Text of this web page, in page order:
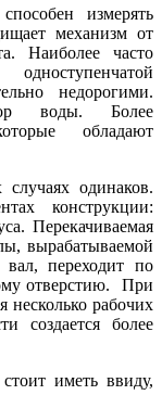
способен измерять
механизм от
Наиболее часто
недорогими.
воды. Более
обладают
одинаков.
конструкции:
Перекачиваемая
вырабатываемой
переходит по
отверстию. При
несколько рабочих
создается более
иметь ввиду,